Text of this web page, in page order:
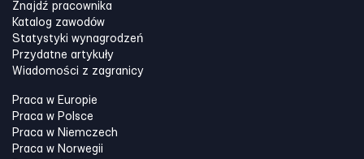
Znajdź pracownika
Katalog zawodów
Statystyki wynagrodzeń
Przydatne artykuły
Wiadomości z zagranicy
Praca w Europie
Praca w Polsce
Praca w Niemczech
Praca w Norwegii